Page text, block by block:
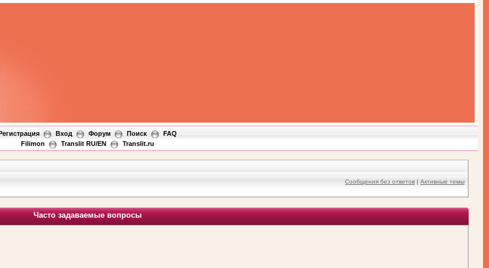
Вход Форум Поиск
FAQ
Filimon
Translit RU/EN Translit.ru
Сообщения без ответов | Активные темы
Часто задаваемые вопросы